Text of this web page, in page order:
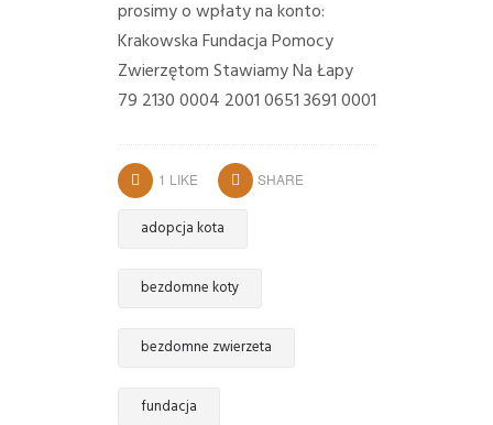
prosimy o wpłaty na konto:
Krakowska Fundacja Pomocy
ZwierzętomStawiamy Na Łapy
79 2130 0004 2001 0651 3691 0001
1 LIKE SHARE
adopcja kota
bezdomne koty
bezdomne zwierzeta
fundacja